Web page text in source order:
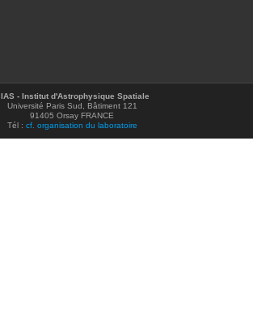
IAS - Institut d'Astrophysique Spatiale
Université Paris Sud, Bâtiment 121
91405 Orsay FRANCE
Tél : cf. organisation du laboratoire